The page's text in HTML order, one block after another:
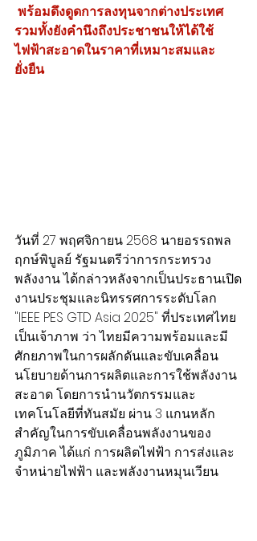
รวมทั้งยังคำนึงถึงประชาชนให้ได้ใช้
ไฟฟ้าสะอาดในราคาที่เหมาะสมและ
ยั่งยืน
วันที่ 27 พฤศจิกายน 2568 นายอรรถพล
ฤกษ์พิบูลย์ รัฐมนตรีว่าการกระทรวง
พลังงาน ได้กล่าวหลังจากเป็นประธานเปิด
งานประชุมและนิทรรศการระดับโลก
"IEEE PES GTD Asia 2025" ที่ประเทศไทย
เป็นเจ้าภาพ ว่า ไทยมีความพร้อมและมี
ศักยภาพในการผลักดันและขับเคลื่อน
นโยบายด้านการผลิตและการใช้พลังงาน
สะอาด โดยการนำนวัตกรรมและ
เทคโนโลยีที่ทันสมัย ผ่าน 3 แกนหลัก
สำคัญในการขับเคลื่อนพลังงานของ
ภูมิภาค ได้แก่ การผลิตไฟฟ้า การส่งและ
จำหน่ายไฟฟ้า และพลังงานหมุนเวียน